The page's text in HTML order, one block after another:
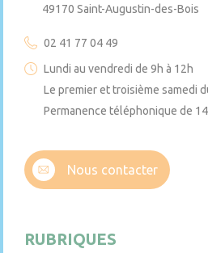
49170 Saint-Augustin-des-Bois
02 41 77 04 49
Lundi au vendredi de 9h à 12h
Le premier et troisième samedi
Permanence téléphonique de
Nous contacter
RUBRIQUES